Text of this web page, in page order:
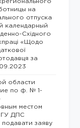
на
отпуска
календарный
Східного
«Щодо
за
области
по ф. № 1-
местом
ГУ ДПС
подавати заяву